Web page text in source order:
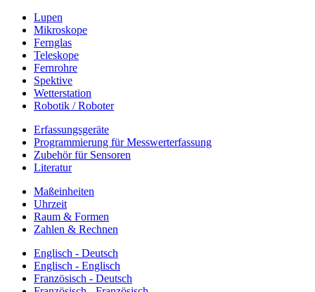
Lupen
Mikroskope
Fernglas
Teleskope
Fernrohre
Spektive
Wetterstation
Robotik / Roboter
Erfassungsgeräte
Programmierung für Messwerterfassung
Zubehör für Sensoren
Literatur
Maßeinheiten
Uhrzeit
Raum & Formen
Zahlen & Rechnen
Englisch - Deutsch
Englisch - Englisch
Französisch - Deutsch